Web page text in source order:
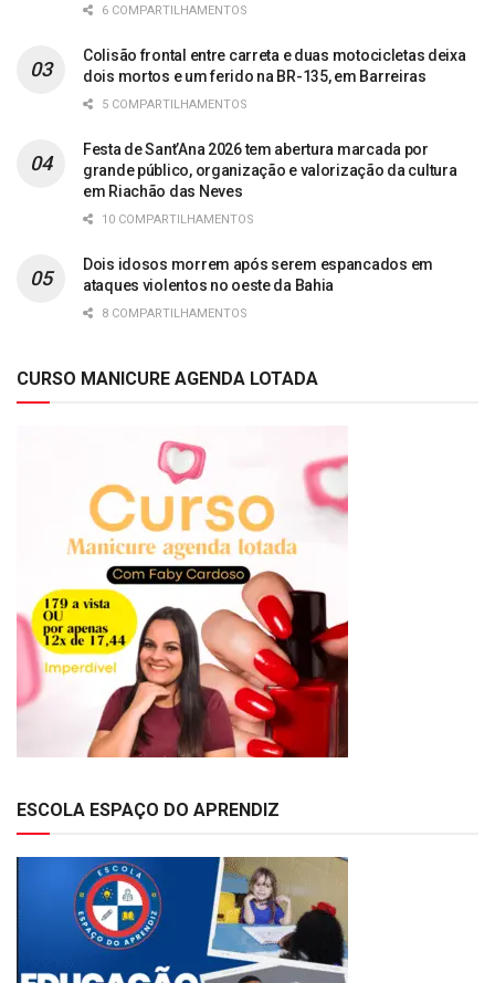
6 COMPARTILHAMENTOS
Colisão frontal entre carreta e duas motocicletas deixa
dois mortos e um ferido na BR-135, em Barreiras
5 COMPARTILHAMENTOS
Festa de Sant’Ana 2026 tem abertura marcada por
grande público, organização e valorização da cultura
em Riachão das Neves
10 COMPARTILHAMENTOS
Dois idosos morrem após serem espancados em
ataques violentos no oeste da Bahia
8 COMPARTILHAMENTOS
CURSO MANICURE AGENDA LOTADA
ESCOLA ESPAÇO DO APRENDIZ